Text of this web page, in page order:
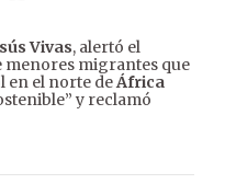
Vivas, alertó el
menores migrantes que
en el norte deÁfrica
y reclamó